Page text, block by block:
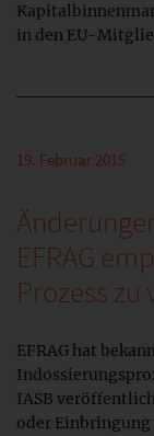
in den EU-
19. Februar 2015
EFRAG
Prozess zu
EFRAG hat
IASB
oder Einbringung